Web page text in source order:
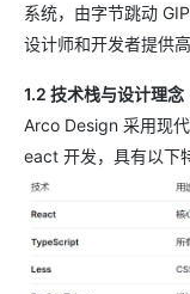
系统，由字节跳动
设计师和开发者提供
1.2 技术栈与设计理念
Arco Design 采用现
eact 开发，具有以下